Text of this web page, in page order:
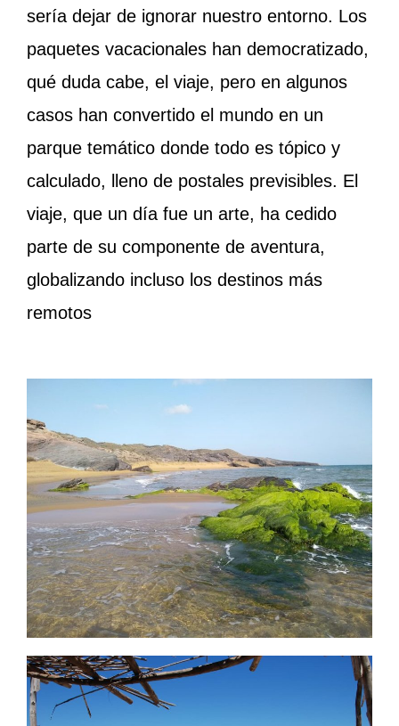
sería dejar de ignorar nuestro entorno. Los
paquetes vacacionales han democratizado,
qué duda cabe, el viaje, pero en algunos
casos han convertido el mundo en un
parque temático donde todo es tópico y
calculado, lleno de postales previsibles. El
viaje, que un día fue un arte, ha cedido
parte de su componente de aventura,
globalizando incluso los destinos más
remotos